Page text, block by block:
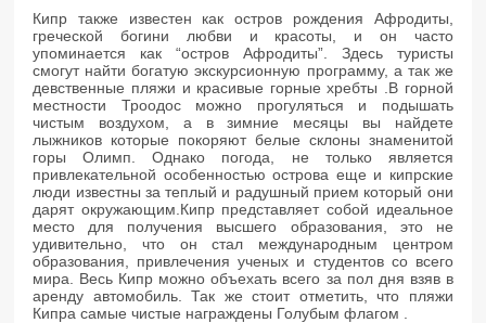
Кипр также известен как остров рождения Афродиты,
греческой богини любви и красоты, и он часто
упоминается как “остров Афродиты”. Здесь туристы
смогут найти богатую экскурсионную программу, а так же
девственные пляжи и красивые горные хребты .В горной
местности Троодос можно прогуляться и подышать
чистым воздухом, а в зимние месяцы вы найдете
лыжников которые покоряют белые склоны знаменитой
горы Олимп. Однако погода, не только является
привлекательной особенностью острова еще и кипрские
люди известны за теплый и радушный прием который они
дарят окружающим.Кипр представляет собой идеальное
место для получения высшего образования, это не
удивительно, что он стал международным центром
образования, привлечения ученых и студентов со всего
мира. Весь Кипр можно объехать всего за пол дня взяв в
аренду автомобиль. Так же стоит отметить, что пляжи
Кипра самые чистые награждены Голубым флагом .